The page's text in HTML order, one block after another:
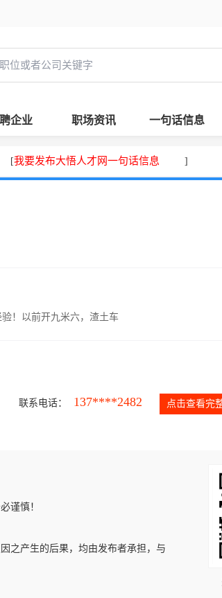
企业 职场资讯 一句话信息
[我要发布大悟人才网一句话信息 ]
！以前开九米六，渣土车
联系电话： 137****2482 点击查看完
谨慎！
之产生的后果，均由发布者承担，与